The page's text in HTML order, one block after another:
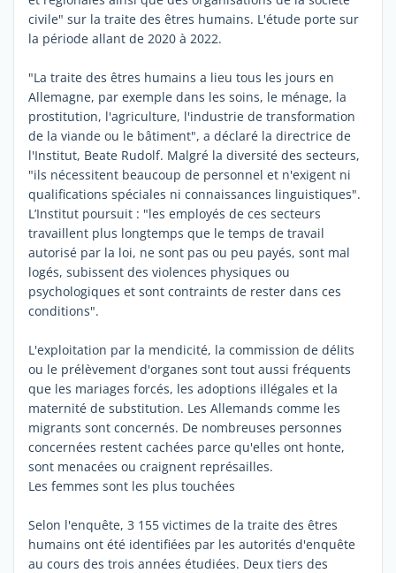
civile" sur la traite des êtres humains. L'étude porte sur
la période allant de 2020 à 2022.
"La traite des êtres humains a lieu tous les jours en
Allemagne, par exemple dans les soins, le ménage, la
prostitution, l'agriculture, l'industrie de transformation
de la viande ou le bâtiment", a déclaré la directrice de
l'Institut, Beate Rudolf. Malgré la diversité des secteurs,
"ils nécessitent beaucoup de personnel et n'exigent ni
qualifications spéciales ni connaissances linguistiques".
L’Institut poursuit : "les employés de ces secteurs
travaillent plus longtemps que le temps de travail
autorisé par la loi, ne sont pas ou peu payés, sont mal
logés, subissent des violences physiques ou
psychologiques et sont contraints de rester dans ces
conditions".
L'exploitation par la mendicité, la commission de délits
ou le prélèvement d'organes sont tout aussi fréquents
que les mariages forcés, les adoptions illégales et la
maternité de substitution. Les Allemands comme les
migrants sont concernés. De nombreuses personnes
concernées restent cachées parce qu'elles ont honte,
sont menacées ou craignent représailles.
Les femmes sont les plus touchées
Selon l'enquête, 3 155 victimes de la traite des êtres
humains ont été identifiées par les autorités d'enquête
au cours des trois années étudiées. Deux tiers des